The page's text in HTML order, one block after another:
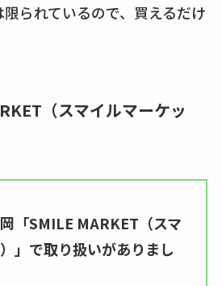
られているので、買えるだけ
（スマイルマーケッ
「SMILE MARKET（スマ
」で取り扱いがありまし